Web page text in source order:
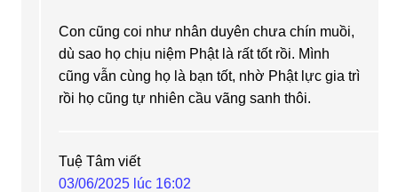
Con cũng coi như nhân duyên chưa chín muồi,
dù sao họ chịu niệm Phật là rất tốt rồi. Mình
cũng vẫn cùng họ là bạn tốt, nhờ Phật lực gia trì
rồi họ cũng tự nhiên cầu vãng sanh thôi.
Tuệ Tâm viết
03/06/2025 lúc 16:02